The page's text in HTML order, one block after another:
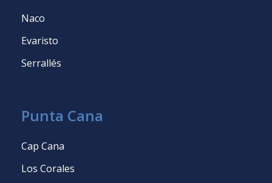
Naco
Evaristo
Serrallés
Punta Cana
Cap Cana
Los Corales